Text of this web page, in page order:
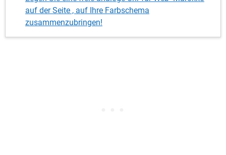
auf der Seite , auf Ihre Farbschema
zusammenzubringen!